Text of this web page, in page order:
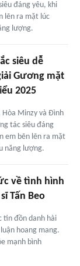
đáng yêu, khi
lẽn ra mặt lúc
lượng.
siêu dễ
Gương mặt
2025
Hòa Minzy và Đình
tác siêu đáng
em bẽn lẽn ra mặt
năng lượng.
về tình hình
Tấn Beo
tin đồn danh hài
hoang mang.
mạnh bình